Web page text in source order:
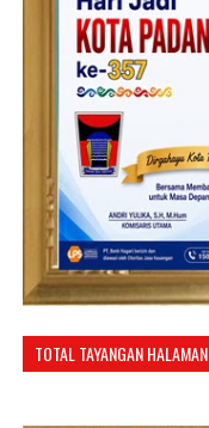
TOTAL TAYANGAN HALAMAN